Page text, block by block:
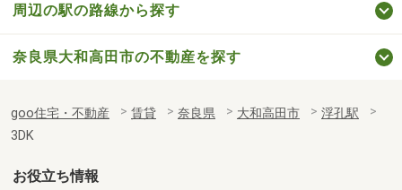
周辺の駅の路線から探す
奈良県大和高田市の不動産を探す
goo住宅・不動産 賃貸 奈良県 大和高田市
浮孔駅
3DK
お役立ち情報